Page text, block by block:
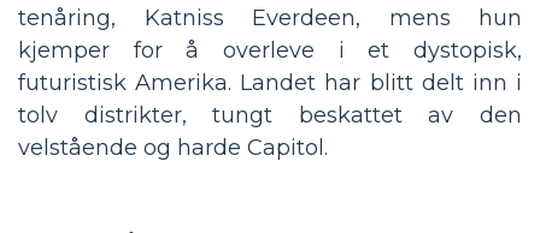
tenåring, Katniss Everdeen, mens hun
kjemper for å overleve i et dystopisk,
futuristisk Amerika. Landet har blitt delt inn i
tolv distrikter, tungt beskattet av den
velstående og harde Capitol.